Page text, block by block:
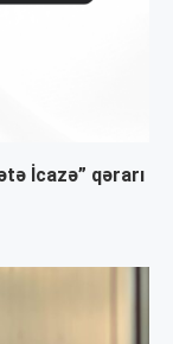
İcazə” qərarı